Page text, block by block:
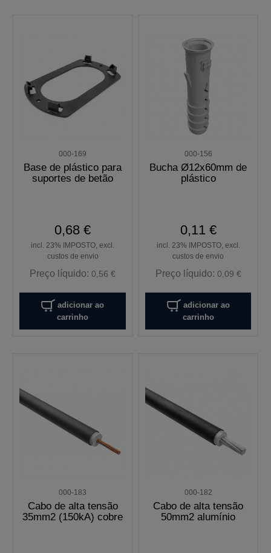
000-169
Base de plástico para
suportes de betão
0,68 €
incl. 23% IMPOSTO, excl.
custos de envio
Preço líquido:0,56 €
adicionar ao
carrinho
000-156
Bucha Ø12x60mm de
plástico
0,11 €
incl. 23% IMPOSTO, excl.
custos de envio
Preço líquido: 0,09 €
adicionar ao
carrinho
000-183
Cabo de alta tensão
35mm2 (150kA) cobre
000-182
Cabo de alta tensão
50mm2 alumínio